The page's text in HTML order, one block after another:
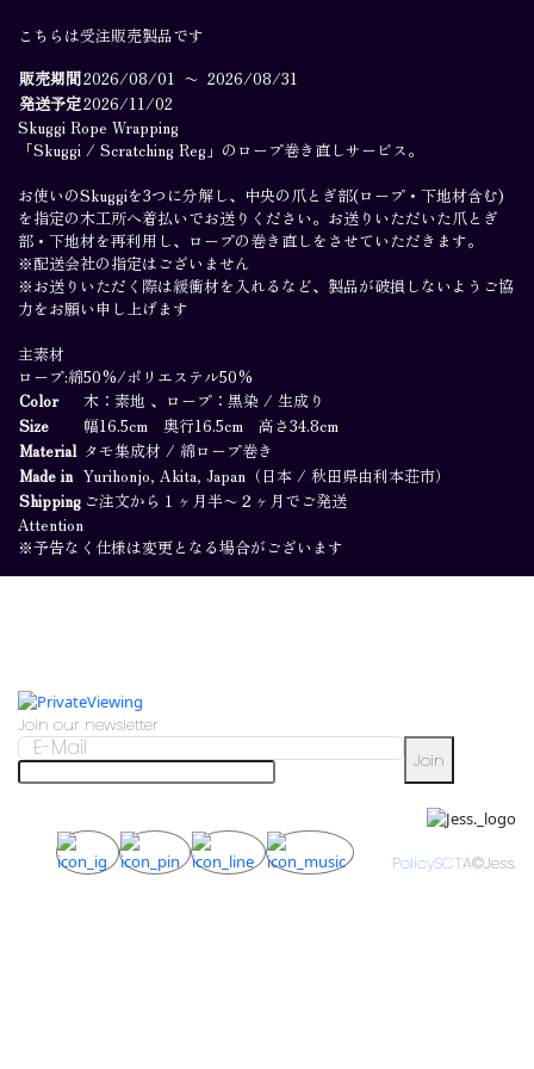
Dalur / Hidden Bench
Skuggi / Scratching Reg
Orka / Pour Over Bowl
Module
About
Inspired
Private Viewing
Contact
Account
Cart
Join our newsletter
Skuggi Rope Wrapping
黒
¥22,000(Incl. tax)
黒 白
To cart
こちらは受注販売製品です
販売期間2026/08/01 〜 2026/08/31
発送予定2026/11/02
Skuggi Rope Wrapping
「Skuggi / Scratching Reg」のロープ巻き直しサービス。
お使いのSkuggiを3つに分解し、中央の爪とぎ部(ロープ・下地材含む)
を指定の木工所へ着払いでお送りください。お送りいただいた爪とぎ
部・下地材を再利用し、ロープの巻き直しをさせていただきます。
※配送会社の指定はございません
※お送りいただく際は緩衝材を入れるなど、製品が破損しないようご協
力をお願い申し上げます
主素材
ロープ:綿50%/ポリエステル50%
Color
木：素地 、ロープ：黒染 / 生成り
Size
幅16.5cm 奥行16.5cm 高さ34.8cm
Material タモ集成材 / 綿ロープ巻き
Made in Yurihonjo, Akita, Japan（日本 / 秋田県由利本荘市）
Shipping ご注文から１ヶ月半〜２ヶ月でご発送
Attention
※予告なく仕様は変更となる場合がございます
Join our newsletter
Join
PolicySCTA©Jess.